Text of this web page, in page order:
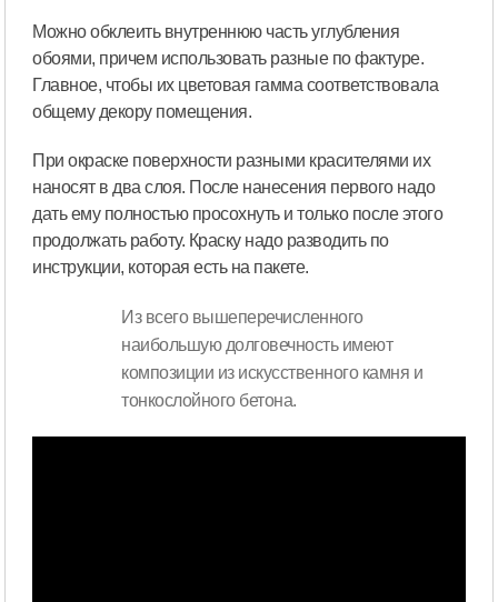
Можно обклеить внутреннюю часть углубления
обоями, причем использовать разные по фактуре.
Главное, чтобы их цветовая гамма соответствовала
общему декору помещения.
При окраске поверхности разными красителями их
наносят в два слоя. После нанесения первого надо
дать ему полностью просохнуть и только после этого
продолжать работу. Краску надо разводить по
инструкции, которая есть на пакете.
Из всего вышеперечисленного
наибольшую долговечность имеют
композиции из искусственного камня и
тонкослойного бетона.